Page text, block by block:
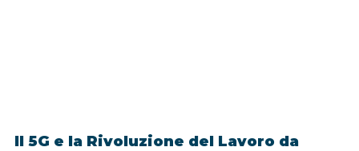
Il 5G e la Rivoluzione del Lavoro da